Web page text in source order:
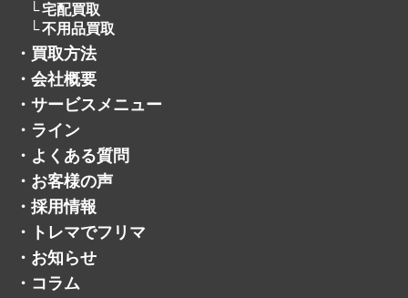
宅配買取
不用品買取
・ 買取方法
・ 会社概要
・ サービスメニュー
・ ライン
・ よくある質問
・ お客様の声
・ 採用情報
・
トレマでフリマ
・ お知らせ
・ コラム